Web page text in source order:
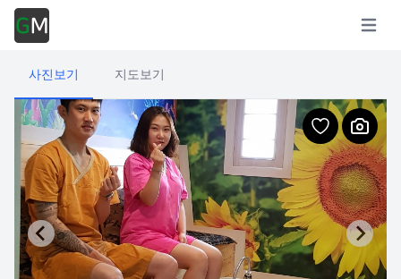
Open
사진보기 지도보기